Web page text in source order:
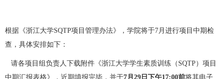
根据《浙江大学SQTP项目管理办法》，学院将于7 月进行项目中期检
查，具体安排如下：
请各项目组负责人下载附件《浙江大学学生素质训练（ SQTP）项目
中期汇报表格》，近期填报完毕，并于7 月 29 日 下午17:00前将其电子